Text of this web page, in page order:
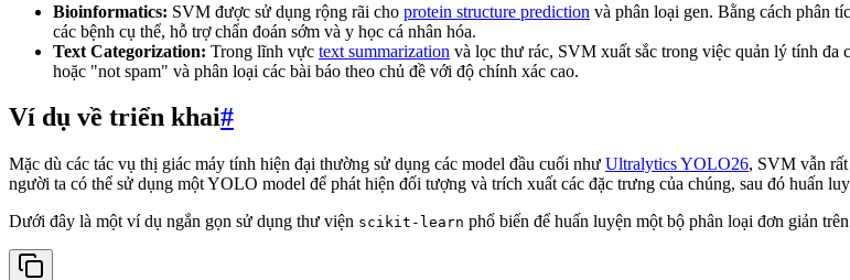
Bioinformatics: SVM được sử dụng rộng rãi cho protein structure prediction và phân loại gen. Bằng cách phân
các bệnh cụ thể, hỗ trợ chẩn đoán sớm và y học cá nhân hóa.
Text Categorization: Trong lĩnh vực text summarization và lọc thư rác, SVM xuất sắc trong việc quản lý tính đa
hoặc "not spam" và phân loại các bài báo theo chủ đề với độ chính xác cao.
Ví dụ về triển khai#
Mặc dù các tác vụ thị giác máy tính hiện đại thường sử dụng các model đầu cuối như Ultralytics YOLO26, SVM vẫn
người ta có thể sử dụng một YOLO model để phát hiện đối tượng và trích xuất các đặc trưng của chúng, sau đó huấn
Dưới đây là một ví dụ ngắn gọn sử dụng thư viện scikit-learn phổ biến để huấn luyện một bộ phân loại đơn giản